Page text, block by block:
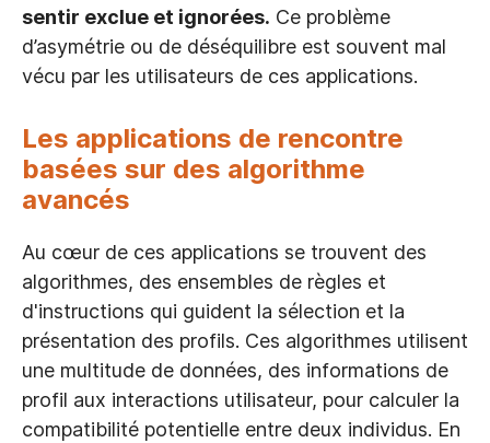
sentir exclue et ignorées. Ce problème
d’asymétrie ou de déséquilibre est souvent mal
vécu par les utilisateurs de ces applications.
Les applications de rencontre
basées sur des algorithme
avancés
Au cœur de ces applications se trouvent des
algorithmes, des ensembles de règles et
d'instructions qui guident la sélection et la
présentation des profils. Ces algorithmes utilisent
une multitude de données, des informations de
profil aux interactions utilisateur, pour calculer la
compatibilité potentielle entre deux individus. En